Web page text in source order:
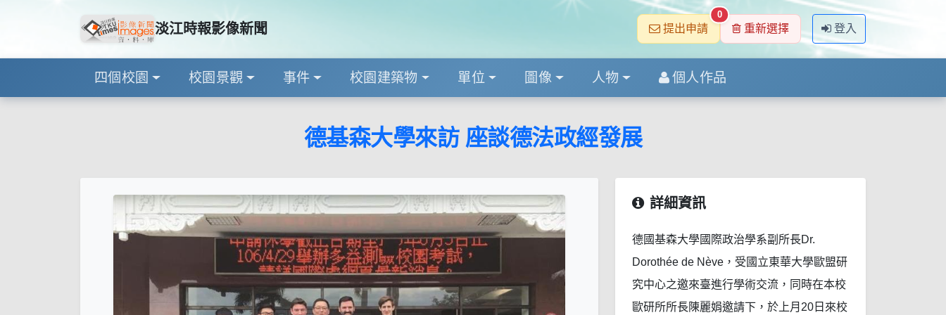
淡江時報影像新聞 提出申請
0
重新選擇 登入
四個校園 校園景觀 事件 校園建築物 單位 圖像 人物 個人作品
德基森大學來訪 座談德法政經發展
詳細資訊
德國基森大學國際政治學系副所長Dr.
Dorothée de Nève，受國立東華大學歐盟研
究中心之邀來臺進行學術交流，同時在本校
歐研所所長陳麗娟邀請下，於上月20日來校